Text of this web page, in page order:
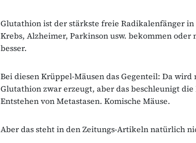
Glutathion ist der stärkste freie Radikalenfänger in
Krebs, Alzheimer, Parkinson usw. bekommen
besser.
Bei diesen Krüppel-Mäusen das Gegenteil: Da
Glutathion zwar erzeugt, aber das beschleunigt
Entstehen von Metastasen. Komische Mäuse.
Aber das steht in den Zeitungs-Artikeln natürlich